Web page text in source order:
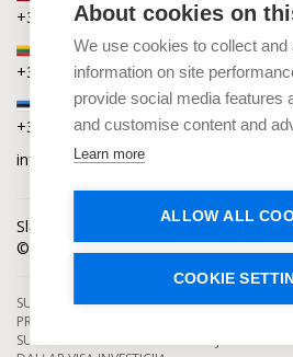
About cookies on
We use cookies to collect and
information on site
provide social media features
and customise content and
Learn more
ALLOW ALL
COOKIE
+371 2880 0880
Lietuva
+370 6168 0880
Estija
+372 5864 0880
info@capitalia.com
Slapukų privatumas Naujienos
© Capitalia 2009-2026. Teisės
SUTELKTINIO FINANSAVIMO PASLAUGAS
PRIŽIŪRIMA IR LICENCIJUOTA LATVIJOS
SUTELKTINIO FINANSAVIMO PROJEKTUS YRA